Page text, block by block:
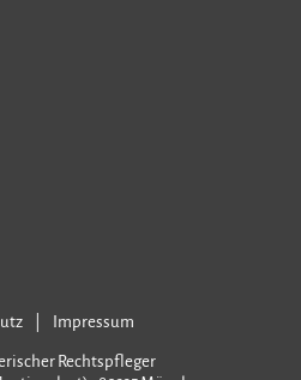
Impressum
Rechtspfleger